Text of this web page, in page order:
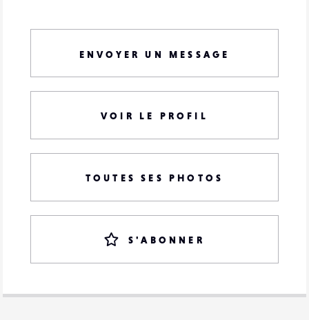
ENVOYER UN MESSAGE
VOIR LE PROFIL
TOUTES SES PHOTOS
S'ABONNER